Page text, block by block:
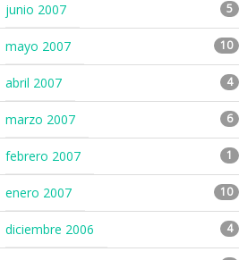
junio 2007 5
mayo 2007 10
abril 2007 4
marzo 2007 6
febrero 2007 1
enero 2007 10
diciembre 2006 4